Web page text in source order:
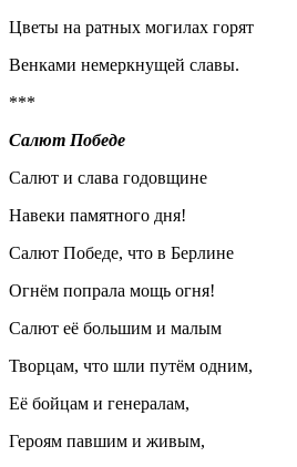
Цветы на ратных могилах горят
Венками немеркнущей славы.
***
Салют Победе
Салют и слава годовщине
Навеки памятного дня!
Салют Победе, что в Берлине
Огнём попрала мощь огня!
Салют её большим и малым
Творцам, что шли путём одним,
Её бойцам и генералам,
Героям павшим и живым,